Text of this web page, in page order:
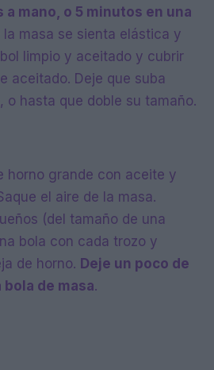
mano, o 5 minutos en una
la masa se sienta elástica y
limpio y aceitado y cubrir
aceitado. Deje que suba
, o hasta que doble su tamaño.
horno grande con aceite y
el aire de la masa.
(del tamaño de una
bola con cada trozo y
de horno. Deje un poco de
de masa.